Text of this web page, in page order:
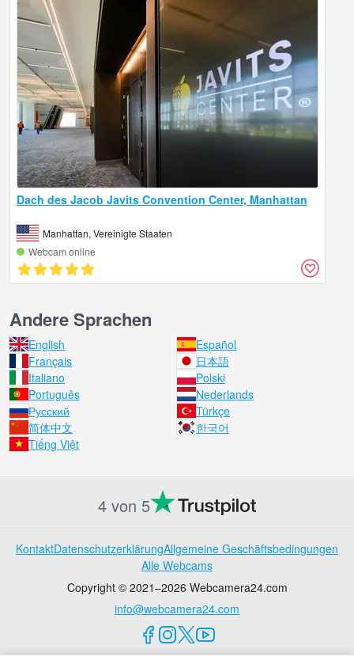
Dach des Jacob Javits Convention Center, Manhattan
Manhattan, Vereinigte Staaten
Webcam online
Andere Sprachen
English
Español
Français
日本語
Italiano
Polski
Português
Nederlands
Русский
Türkçe
简体中文
한국어
Tiếng Việt
4 von 5
KontaktDatenschutzerklärungAllgemeine Geschäftsbedingungen
Alle Webcams
Copyright © 2021–2026 Webcamera24.com
info@webcamera24.com